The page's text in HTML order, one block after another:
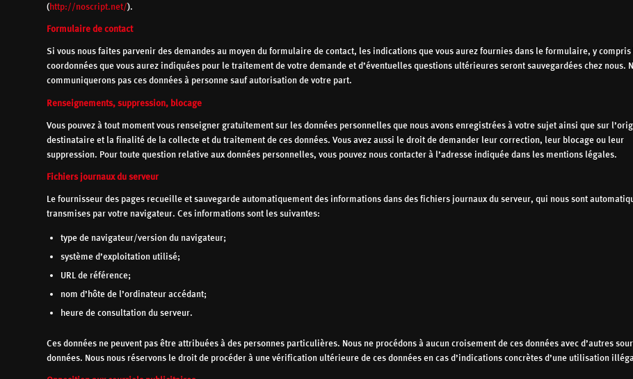
(http://noscript.net/).
Formulaire de contact
Si vous nous faites parvenir des demandes au moyen du formulaire de contact, les indications que vous aurez fournies dans le formulaire, y compris
coordonnées que vous aurez indiquées pour le traitement de votre demande et d’éventuelles questions ultérieures seront sauvegardées chez nous.
communiquerons pas ces données à personne sauf autorisation de votre part.
Renseignements, suppression, blocage
Vous pouvez à tout moment vous renseigner gratuitement sur les données personnelles que nous avons enregistrées à votre sujet ainsi que sur
destinataire et la finalité de la collecte et du traitement de ces données. Vous avez aussi le droit de demander leur correction, leur blocage ou leur
suppression. Pour toute question relative aux données personnelles, vous pouvez nous contacter à l’adresse indiquée dans les mentions légales.
Fichiers journaux du serveur
Le fournisseur des pages recueille et sauvegarde automatiquement des informations dans des fichiers journaux du serveur, qui nous sont
transmises par votre navigateur. Ces informations sont les suivantes:
type de navigateur/version du navigateur;
système d’exploitation utilisé;
URL de référence;
nom d’hôte de l’ordinateur accédant;
heure de consultation du serveur.
Ces données ne peuvent pas être attribuées à des personnes particulières. Nous ne procédons à aucun croisement de ces données avec d’autres
données. Nous nous réservons le droit de procéder à une vérification ultérieure de ces données en cas d’indications concrètes d’une utilisation